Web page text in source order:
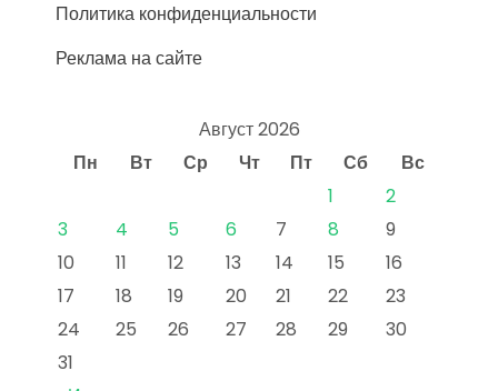
Политика конфиденциальности
Реклама на сайте
Август 2026
Пн
Вт Ср Чт Пт Сб
Вс
1
2
3
4 5 6 7 8
9
10
11 12 13 14 15
16
17
18 19 20 21 22
23
24
25 26 27 28 29
30
31